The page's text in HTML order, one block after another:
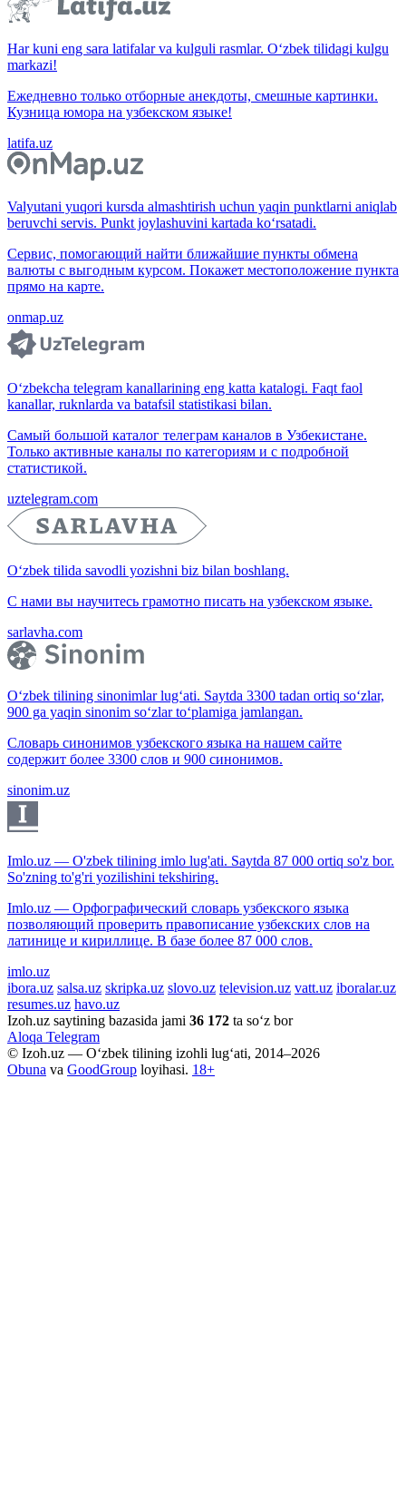
Har kuni eng sara latifalar va kulguli rasmlar. O‘zbek tilidagi kulgu
markazi!
Ежедневно только отборные анекдоты, смешные картинки.
Кузница юмора на узбекском языке!
latifa.uz
Valyutani yuqori kursda almashtirish uchun yaqin punktlarni aniqlab
beruvchi servis. Punkt joylashuvini kartada ko‘rsatadi.
Сервис, помогающий найти ближайшие пункты обмена
валюты с выгодным курсом. Покажет местоположение пункта
прямо на карте.
onmap.uz
O‘zbekcha telegram kanallarining eng katta katalogi. Faqt faol
kanallar, ruknlarda va batafsil statistikasi bilan.
Самый большой каталог телеграм каналов в Узбекистане.
Только активные каналы по категориям и с подробной
статистикой.
uztelegram.com
O‘zbek tilida savodli yozishni biz bilan boshlang.
С нами вы научитесь грамотно писать на узбекском языке.
sarlavha.com
O‘zbek tilining sinonimlar lug‘ati. Saytda 3300 tadan ortiq so‘zlar,
900 ga yaqin sinonim so‘zlar to‘plamiga jamlangan.
Словарь синонимов узбекского языка на нашем сайте
содержит более 3300 слов и 900 синонимов.
sinonim.uz
Imlo.uz — O'zbek tilining imlo lug'ati. Saytda 87 000 ortiq so'z bor.
So'zning to'g'ri yozilishini tekshiring.
Imlo.uz — Орфографический словарь узбекского языка
позволяющий проверить правописание узбекских слов на
латинице и кириллице. В базе более 87 000 слов.
imlo.uz
ibora.uz salsa.uz skripka.uz slovo.uz television.uz vatt.uz iboralar.uz
resumes.uz havo.uz
Izoh.uz saytining bazasida jami 36 172 ta so‘z bor
Aloqa Telegram
© Izoh.uz — O‘zbek tilining izohli lug‘ati, 2014–2026
Obuna va GoodGroup loyihasi. 18+